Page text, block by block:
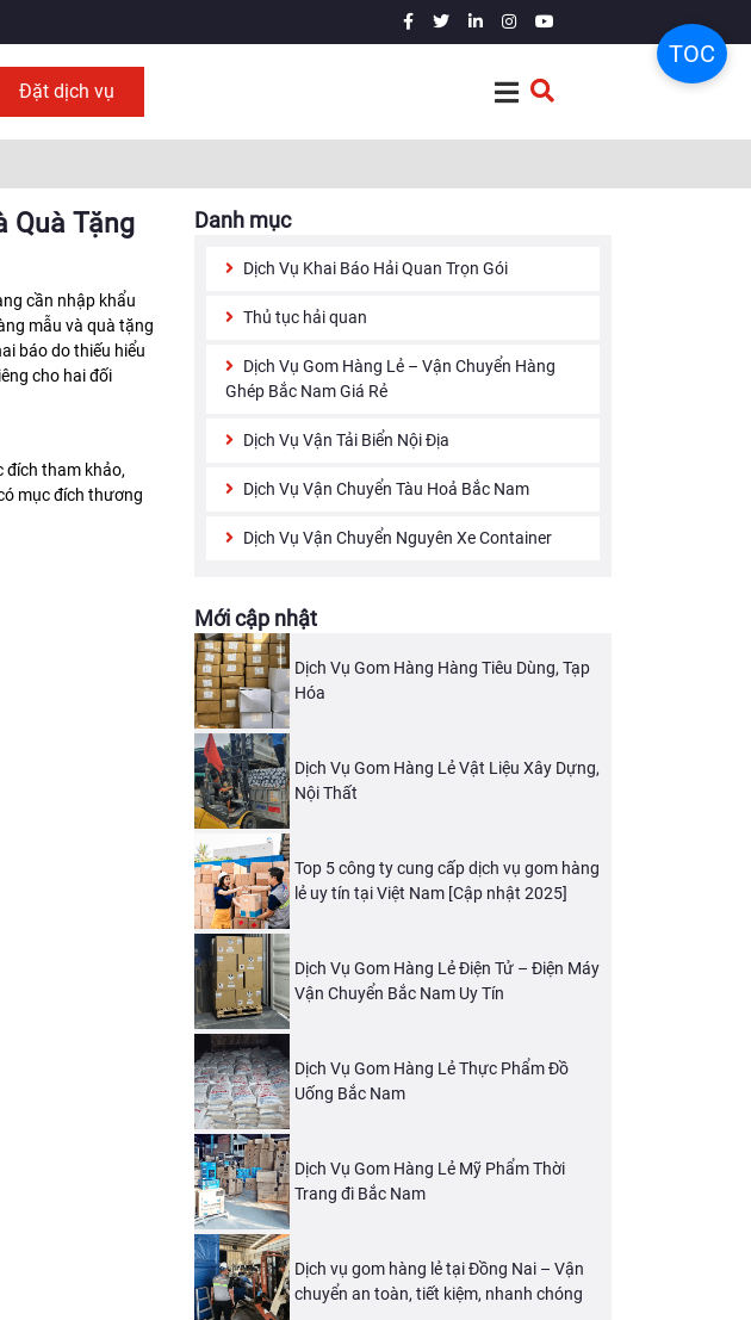
Đặt dịch vụ
Quà Tặng
TOC
cần nhập khẩu
mẫu và quà tặng
báo do thiếu hiểu
cho hai đối
đích tham khảo,
mục đích thương
Danh mục
Dịch Vụ Khai Báo Hải Quan Trọn Gói
Thủ tục hải quan
Dịch Vụ Gom Hàng Lẻ – Vận Chuyển Hàng
Ghép Bắc Nam Giá Rẻ
Dịch Vụ Vận Tải Biển Nội Địa
Dịch Vụ Vận Chuyển Tàu Hoả Bắc Nam
Dịch Vụ Vận Chuyển Nguyên Xe Container
Mới cập nhật
Dịch Vụ Gom Hàng Hàng Tiêu Dùng, Tạp
Hóa
Dịch Vụ Gom Hàng Lẻ Vật Liệu Xây Dựng,
Nội Thất
Top 5 công ty cung cấp dịch vụ gom hàng
lẻ uy tín tại Việt Nam [Cập nhật 2025]
Dịch Vụ Gom Hàng Lẻ Điện Tử – Điện Máy
Vận Chuyển Bắc Nam Uy Tín
Dịch Vụ Gom Hàng Lẻ Thực Phẩm Đồ
Uống Bắc Nam
Dịch Vụ Gom Hàng Lẻ Mỹ Phẩm Thời
Trang đi Bắc Nam
Dịch vụ gom hàng lẻ tại Đồng Nai – Vận
chuyển an toàn, tiết kiệm, nhanh chóng